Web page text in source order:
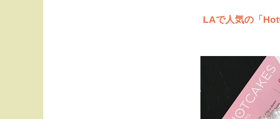
LAで人気の「